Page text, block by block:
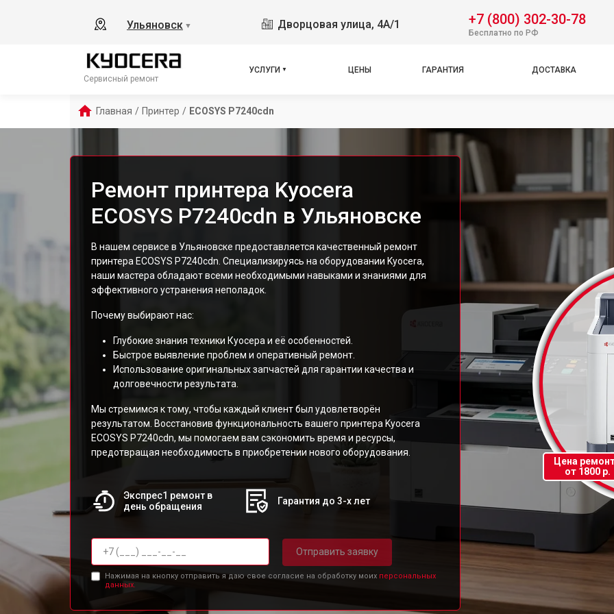
Ульяновск ▼ Дворцовая улица, 4А/1 +7 (800) 302-30-78
Бесплатно по РФ
Сервисный ремонт
УСЛУГИ ЦЕНЫ ГАРАНТИЯ ДОСТАВКА
Главная / Принтер / ECOSYS P7240cdn
Ремонт принтера Kyocera
ECOSYS P7240cdn в Ульяновске
В нашем сервисе в Ульяновске предоставляется качественный ремонт
принтера ECOSYS P7240cdn. Специализируясь на оборудовании Kyocera,
наши мастера обладают всеми необходимыми навыками и знаниями для
эффективного устранения неполадок.
Почему выбирают нас:
Глубокие знания техники Куосера и её особенностей.
Быстрое выявление проблем и оперативный ремонт.
Использование оригинальных запчастей для гарантии качества и
долговечности результата.
Мы стремимся к тому, чтобы каждый клиент был удовлетворён
результатом. Восстановив функциональность вашего принтера Kyocera
ECOSYS P7240cdn, мы помогаем вам сэкономить время и ресурсы,
предотвращая необходимость в приобретении нового оборудования.
Экспрес1 ремонт в
день обращения
Гарантия до 3-х лет
Отправить заявку
Нажимая на кнопку отправить я даю свое согласие на обработку моих персональных
данных.
Цена
от 1800 р.